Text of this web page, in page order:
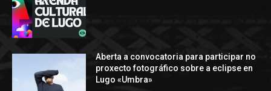
Aberta a convocatoria para participar no
proxecto fotográfico sobre a eclipse en
Lugo «Umbra»